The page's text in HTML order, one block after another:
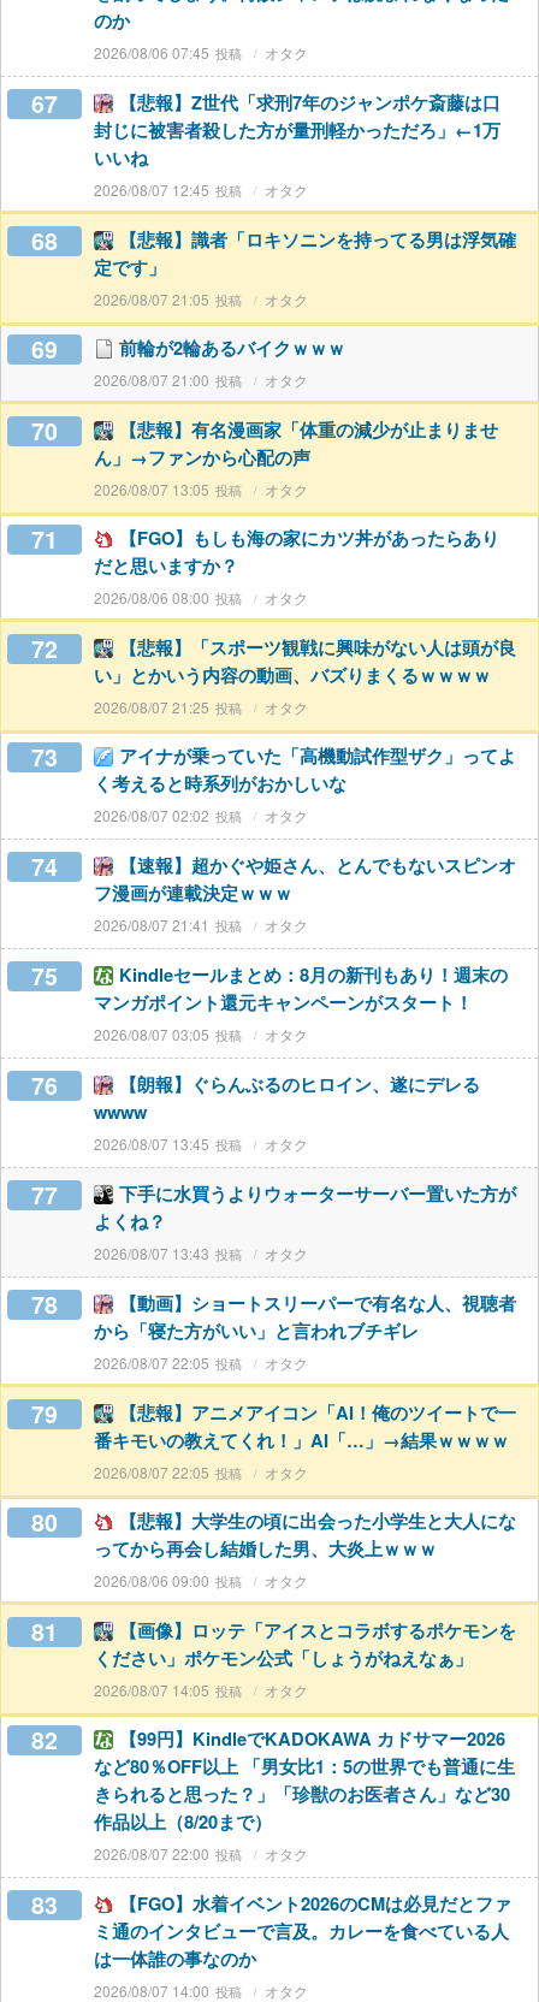
のか
2026/08/06 07:45 オタク
67
【悲報】Z世代「求刑7年のジャンポケ斎藤は口
封じに被害者殺した方が量刑軽かっただろ」←1万
いいね
2026/08/07 12:45 オタク
68
【悲報】識者「ロキソニンを持ってる男は浮気確
定です」
2026/08/07 21:05 オタク
69 前輪が2輪あるバイクｗｗｗ
2026/08/07 21:00 オタク
70
【悲報】有名漫画家「体重の減少が止まりませ
ん」→ファンから心配の声
2026/08/07 13:05 オタク
71
【FGO】もしも海の家にカツ丼があったらあり
だと思いますか？
2026/08/06 08:00 オタク
72
【悲報】「スポーツ観戦に興味がない人は頭が良
い」とかいう内容の動画、バズりまくるｗｗｗｗ
2026/08/07 21:25 オタク
73
アイナが乗っていた「高機動試作型ザク」ってよ
く考えると時系列がおかしいな
2026/08/07 02:02 オタク
74
【速報】超かぐや姫さん、とんでもないスピンオ
フ漫画が連載決定ｗｗｗ
2026/08/07 21:41 オタク
75
Kindleセールまとめ：8月の新刊もあり！週末の
マンガポイント還元キャンペーンがスタート！
2026/08/07 03:05 オタク
76
【朗報】ぐらんぶるのヒロイン、遂にデレる
wwww
2026/08/07 13:45 オタク
77
下手に水買うよりウォーターサーバー置いた方が
よくね？
2026/08/07 13:43 オタク
78
【動画】ショートスリーパーで有名な人、視聴者
から「寝た方がいい」と言われブチギレ
2026/08/07 22:05 オタク
79
【悲報】アニメアイコン「AI！俺のツイートで一
番キモいの教えてくれ！」AI「…」→結果ｗｗｗｗ
2026/08/07 22:05 オタク
80
【悲報】大学生の頃に出会った小学生と大人にな
ってから再会し結婚した男、大炎上ｗｗｗ
2026/08/06 09:00 オタク
81
【画像】ロッテ「アイスとコラボするポケモンを
ください」ポケモン公式「しょうがねえなぁ」
2026/08/07 14:05 オタク
82
【99円】KindleでKADOKAWA カドサマー2026
など80％OFF以上 「男女比1：5の世界でも普通に生
きられると思った？」「珍獣のお医者さん」など30
作品以上（8/20まで）
2026/08/07 22:00 オタク
83
【FGO】水着イベント2026のCMは必見だとファ
ミ通のインタビューで言及。カレーを食べている人
は一体誰の事なのか
2026/08/07 14:00 オタク